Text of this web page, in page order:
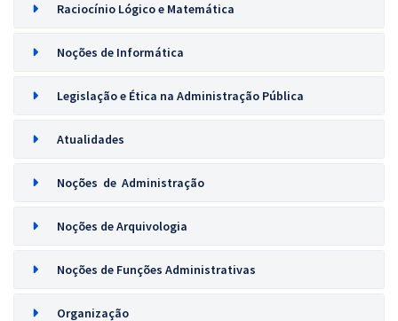
Raciocínio Lógico e Matemática
Noções de Informática
Legislação e Ética na Administração Pública
Atualidades
Noções de Administração
Noções de Arquivologia
Noções de Funções Administrativas
Organização